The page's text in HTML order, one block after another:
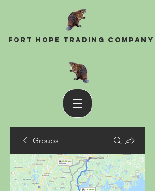
Fort Hope Trading Company
Groups